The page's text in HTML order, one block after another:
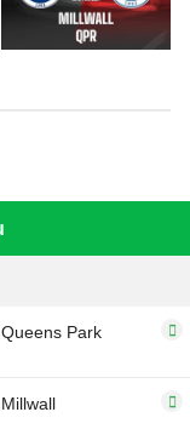
Queens Park
Millwall